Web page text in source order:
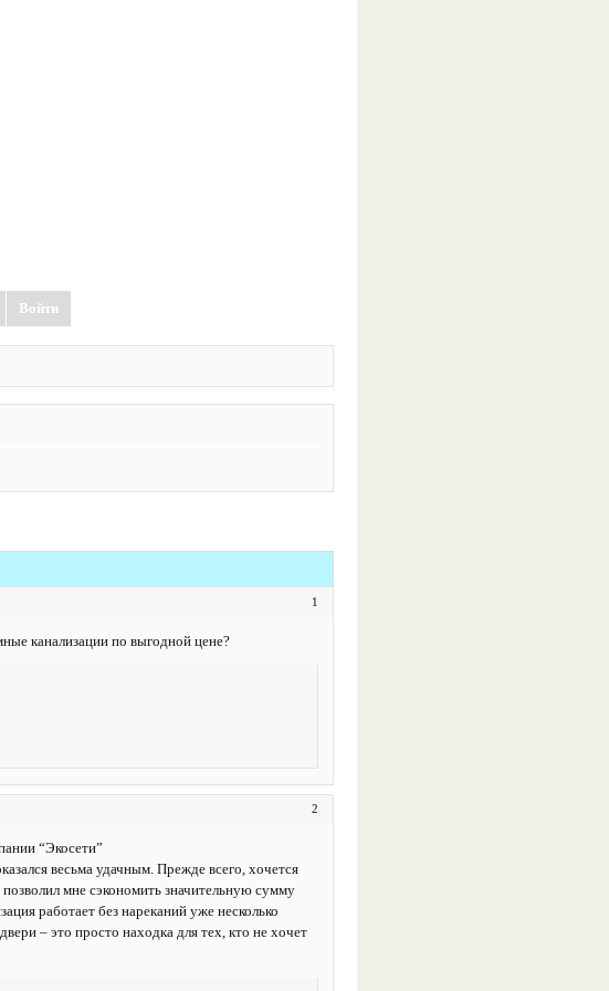
Войти
1
канализации по выгодной цене?
2
“Экосети”
весьма удачным. Прежде всего, хочется
мне сэкономить значительную сумму
работает без нареканий уже несколько
– это просто находка для тех, кто не хочет